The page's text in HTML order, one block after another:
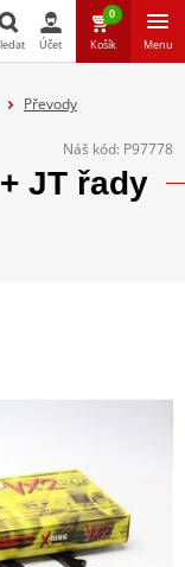
Účet
0
Košík Menu
Převody
Náš kód: P97778
JT řady